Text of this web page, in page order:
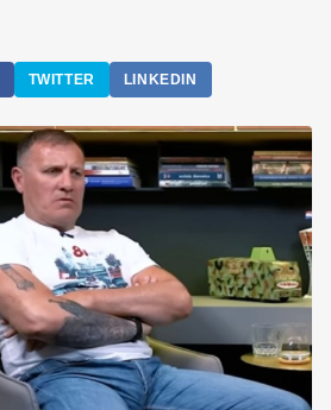
TWITTER LINKEDIN